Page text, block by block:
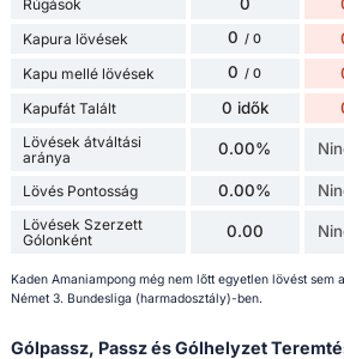
Rúgások
Kapura lövések 0 / 0
Kapu mellé lövések 0 / 0
Kapufát Talált 0 idők
Lövések átváltási
aránya
0.00%
Lövés Pontosság 0.00%
Lövések Szerzett
Gólonként
0.00
Kaden Amaniampong még nem lőtt egyetlen lövést
Német 3. Bundesliga (harmadosztály)-ben.
Gólpassz, Passz és Gólhelyzet